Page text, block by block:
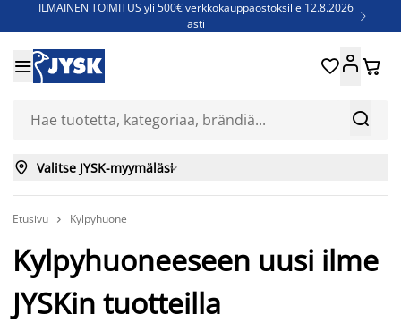
ILMAINEN TOIMITUS yli 500€ verkkokauppaostoksille 12.8.2026
asti

Jenkkisänkyjä - Säästä jopa 60%


 
 Valitse JYSK-myymäläsi
Etusivu  Kylpyhuone
Kylpyhuoneeseen uusi ilme
JYSKin tuotteilla